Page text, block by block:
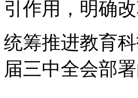
引作用，明确
统筹推进教育
届三中全会部